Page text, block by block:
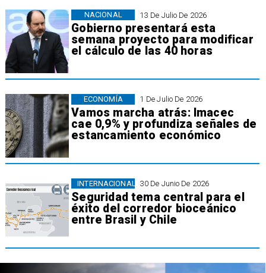
13 De Julio De 2026
Gobierno presentará esta
semana proyecto para modificar
el cálculo de las 40 horas
NACIONAL
1 De Julio De 2026
Vamos marcha atrás: Imacec
cae 0,9% y profundiza señales de
estancamiento económico
ECONOMÍA
30 De Junio De 2026
Seguridad tema central para el
éxito del corredor bioceánico
entre Brasil y Chile
INTERNACIONAL